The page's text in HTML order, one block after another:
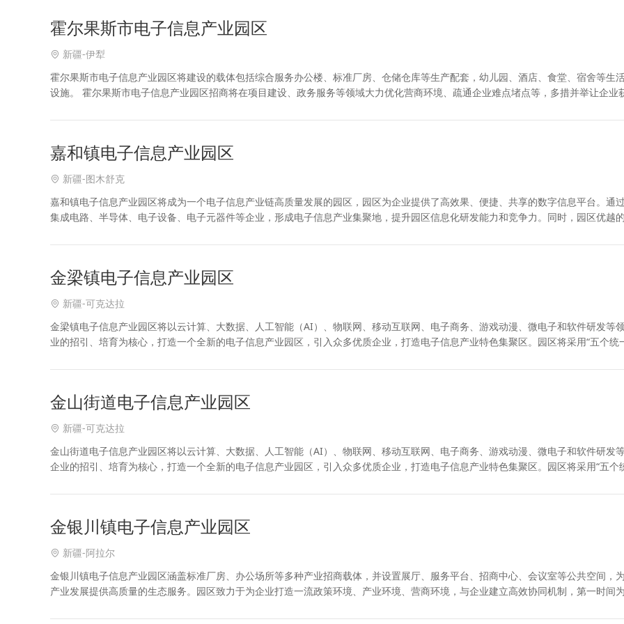
霍尔果斯市电子信息产业园区
新疆-伊犁
霍尔果斯市电子信息产业园区将建设的载体包括综合服务办公楼、标准厂房、仓储仓库等生产配套，幼儿园、酒店、食堂、宿舍等生
设施。 霍尔果斯市电子信息产业园区招商将在项目建设、政务服务等领域大力优化营商环境、疏通企业难点堵点等，多措并举让企业
嘉和镇电子信息产业园区
新疆-图木舒克
嘉和镇电子信息产业园区将成为一个电子信息产业链高质量发展的园区，园区为企业提供了高效果、便捷、共享的数字信息平台。通
集成电路、半导体、电子设备、电子元器件等企业，形成电子信息产业集聚地，提升园区信息化研发能力和竞争力。同时，园区优越
金梁镇电子信息产业园区
新疆-可克达拉
金梁镇电子信息产业园区将以云计算、大数据、人工智能（AI）、物联网、移动互联网、电子商务、游戏动漫、微电子和软件研发等
业的招引、培育为核心，打造一个全新的电子信息产业园区，引入众多优质企业，打造电子信息产业特色集聚区。园区将采用“五个统
金山街道电子信息产业园区
新疆-可克达拉
金山街道电子信息产业园区将以云计算、大数据、人工智能（AI）、物联网、移动互联网、电子商务、游戏动漫、微电子和软件研发
企业的招引、培育为核心，打造一个全新的电子信息产业园区，引入众多优质企业，打造电子信息产业特色集聚区。园区将采用“五个
金银川镇电子信息产业园区
新疆-阿拉尔
金银川镇电子信息产业园区涵盖标准厂房、办公场所等多种产业招商载体，并设置展厅、服务平台、招商中心、会议室等公共空间，
产业发展提供高质量的生态服务。园区致力于为企业打造一流政策环境、产业环境、营商环境，与企业建立高效协同机制，第一时间